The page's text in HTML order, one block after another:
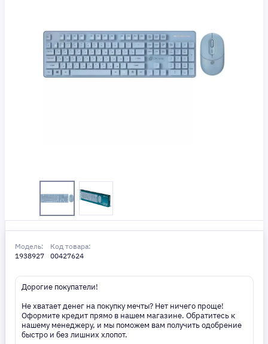
Модель:
1938927
Код товара:
00427624
Дорогие покупатели!
Не хватает денег на покупку мечты? Нет ничего проще!
Оформите кредит прямо в нашем магазине. Обратитесь к
нашему менеджеру, и мы поможем вам получить одобрение
быстро и без лишних хлопот.